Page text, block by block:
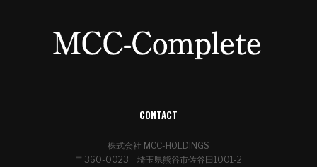
CONTACT
株式会社 MCC-HOLDINGS
〒360-0023 埼玉県熊谷市佐谷田1001-2